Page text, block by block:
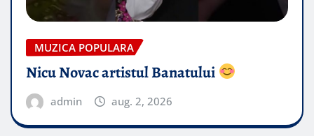
MUZICA POPULARA
Nicu Novac artistul Banatului
admin aug. 2, 2026